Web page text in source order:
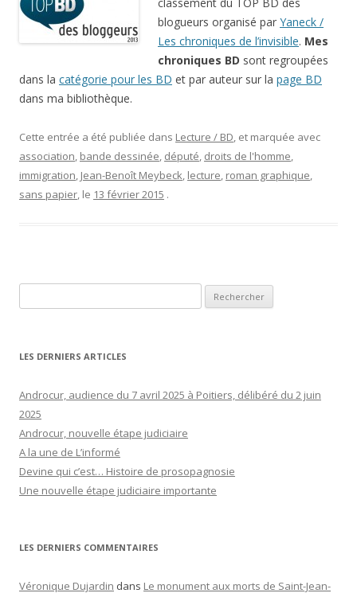
blogueurs organisé par Yaneck /
Les chroniques de l’invisible. Mes
chroniques BD sont regroupées
dans la catégorie pour les BD et par auteur sur la page BD
dans ma bibliothèque.
Cette entrée a été publiée dans Lecture / BD, et marquée avec
association, bande dessinée, député, droits de l'homme,
immigration, Jean-Benoît Meybeck, lecture, roman graphique,
sans papier, le 13 février 2015 .
LES DERNIERS ARTICLES
Androcur, audience du 7 avril 2025 à Poitiers, délibéré du 2 juin
2025
Androcur, nouvelle étape judiciaire
A la une de L’informé
Devine qui c’est… Histoire de prosopagnosie
Une nouvelle étape judiciaire importante
LES DERNIERS COMMENTAIRES
Véronique Dujardin dans Le monument aux morts de Saint-Jean-